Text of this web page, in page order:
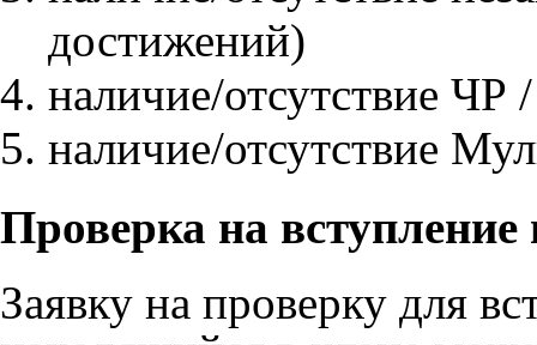
достижений)
наличие/отсутствие ЧР
наличие/отсутствие
Проверка на вступление
Заявку на проверку для